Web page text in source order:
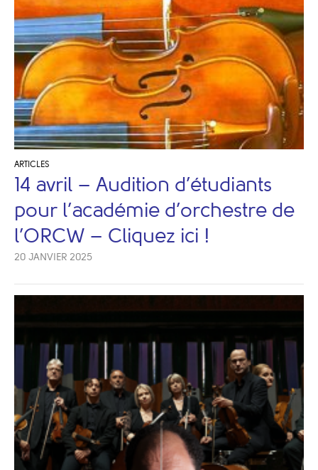
ARTICLES
14 avril – Audition d’étudiants
pour l’académie d’orchestre de
l’ORCW – Cliquez ici !
20 JANVIER 2025